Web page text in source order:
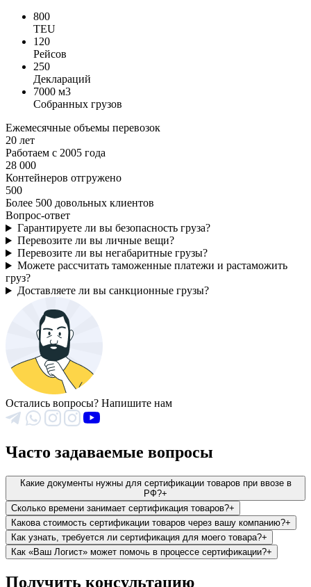
800
TEU
120
Рейсов
250
Деклараций
7000 м3
Собранных грузов
Ежемесячные объемы перевозок
20 лет
Работаем с 2005 года
28 000
Контейнеров отгружено
500
Более 500 довольных клиентов
Вопрос-ответ
Гарантируете ли вы безопасность груза?
Перевозите ли вы личные вещи?
Перевозите ли вы негабаритные грузы?
Можете рассчитать таможенные платежи и растаможить
груз?
Доставляете ли вы санкционные грузы?
Остались вопросы? Напишите нам
Часто задаваемые вопросы
Какие документы нужны для сертификации товаров при ввозе в
РФ?+
Сколько времени занимает сертификация товаров?+
Какова стоимость сертификации товаров через вашу компанию?+
Как узнать, требуется ли сертификация для моего товара?+
Как «Ваш Логист» может помочь в процессе сертификации?+
Получить консультацию